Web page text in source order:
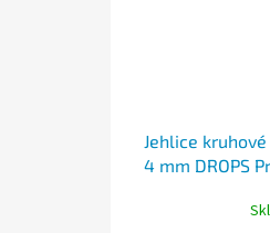
Jehlice
4 mm DROPS